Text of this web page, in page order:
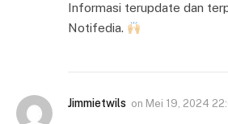
Informasi terupdate dan
Notifedia.
Jimmietwils on Mei 19, 2024